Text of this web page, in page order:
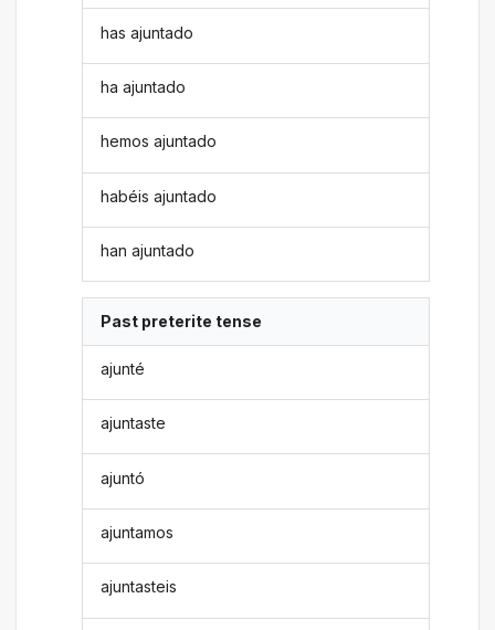
has ajuntado
ha ajuntado
hemos ajuntado
habéis ajuntado
han ajuntado
Past preterite tense
ajunté
ajuntaste
ajuntó
ajuntamos
ajuntasteis